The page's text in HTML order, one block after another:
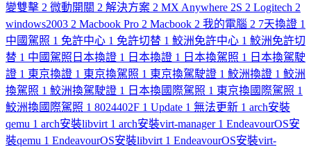
變雙擊 2 微動開關 2 解決方案 2 MX Anywhere 2S 2 Logitech 2
windows2003 2 Macbook Pro 2 Macbook 2 我的電腦 2 7天換證 1
中國駕照 1 免許中心 1 免許切替 1 鮫洲免許中心 1 鮫洲免許切
替 1 中國駕照日本換證 1 日本換證 1 日本換駕照 1
日本換駕駛
證 1 東京換證 1 東京換駕照 1 東京換駕駛證 1 鮫洲換證 1 鮫洲
換駕照 1 鮫洲換駕駛證 1 日本換國際駕照 1 東京換國際駕照 1
鮫洲換國際駕照 1 8024402F 1 Update 1 無法更新 1 arch安裝
qemu 1 arch安裝libvirt 1 arch安裝virt-manager 1 EndeavourOS安
裝qemu 1 EndeavourOS安裝libvirt 1 EndeavourOS安裝virt-